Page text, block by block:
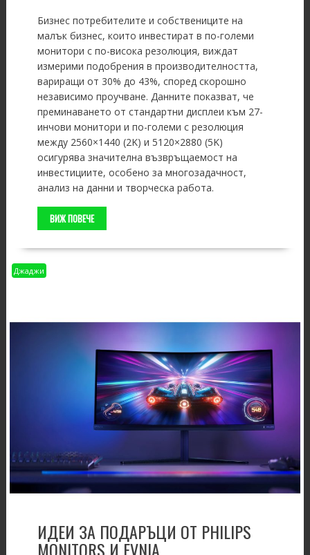
Бизнес потребителите и собствениците на
малък бизнес, които инвестират в по-големи
монитори с по-висока резолюция, виждат
измерими подобрения в производителността,
вариращи от 30% до 43%, според скорошно
независимо проучване. Данните показват, че
преминаването от стандартни дисплеи към 27-
инчови монитори и по-големи с резолюция
между 2560×1440 (2K) и 5120×2880 (5K)
осигурява значителна възвръщаемост на
инвестициите, особено за многозадачност,
анализ на данни и творческа работа.
ВИЖ ПОВЕЧЕ
Джаджи
ИДЕИ ЗА ПОДАРЪЦИ ОТ PHILIPS
MONITORS И EVNIA